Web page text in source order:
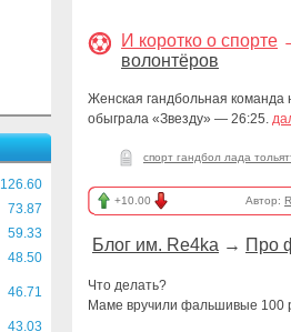
126.60
73.87
59.33
48.50
46.71
43.03
И коротко о спорте
волонтёров
Женская гандбольная команда
обыграла «Звезду» — 26:25.
спорт гандбол лада
+10.00 Автор:
Блог им. Re4ka → Про
Что делать?
Маме вручили фальшивые 100